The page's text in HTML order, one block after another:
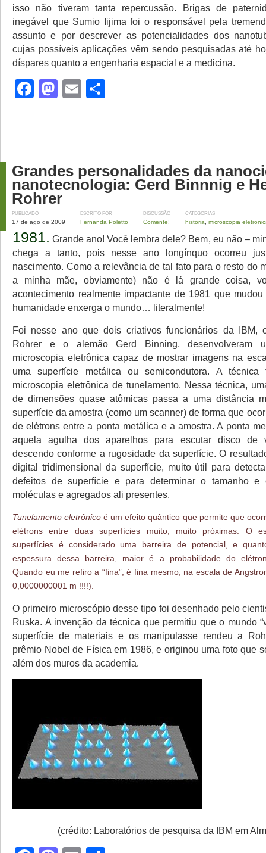
isso não tiveram tanta repercussão. Brigas de
inegável que Sumio Iijima foi o responsável pela
assunto e por descrever as potencialidades dos
cujas possíveis aplicações vêm sendo pesquisadas até
díspares quanto a engenharia espacial e a medicina.
Facebook
Mastodon
Email
Grandes personalidades da
nanotecnologia: Gerd Binnnig e
Rohrer
PUBLICADO
17 de ago de 2009
ESCRITO POR
Fernanda Poletto
DISCUSSÃO
Comente!
CATEGORIAS
historia microscopia
1981. Grande ano! Você lembra dele? Bem, eu não –
chega a tanto, pois nesse ano longínquo ocorreu
nascimento. Como a relevância de tal fato para o resto do
a minha mãe, obviamente) não é lá grande coisa,
acontecimento realmente impactante de 1981 que
humanidade enxerga o mundo… literalmente!
Foi nesse ano que dois criativos funcionários da IBM,
Rohrer e o alemão Gerd Binning, desenvolveram
microscopia eletrônica capaz de mostrar imagens na
uma superfície metálica ou semicondutora. A
microscopia eletrônica de tunelamento. Nessa técnica,
de dimensões quase atômicas passa a uma distância
superfície da amostra (como um scanner) de forma que
de elétrons entre a ponta metálica e a amostra. A ponta
aquela agulha dos aparelhos para escutar disco de
descendo conforme a rugosidade da superfície. O
digital tridimensional da superfície, muito útil para
defeitos de superfície e para determinar o tamanho e
moléculas e agregados ali presentes.
Tunelamento eletrônico é um efeito quântico que permite que
elétrons entre duas superfícies muito, muito próximas. O
superfícies é considerado uma barreira de potencial, e
espessura dessa barreira, maior é a probabilidade do
Quando eu me refiro a “fina”, é fina mesmo, na escala de
0,0000000001 m !!!!).
O primeiro microscópio desse tipo foi desenhado pelo
Ruska. A invenção da técnica que permitiu que o mundo
superfície de materiais e os manipulasse rendeu a
prêmio Nobel de Física em 1986, e originou uma foto que
além dos muros da academia.
(crédito: Laboratórios de pesquisa da IBM em